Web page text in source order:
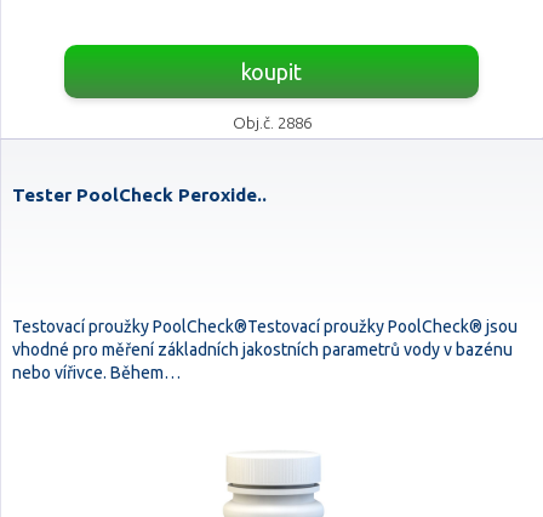
koupit
Obj.č. 2886
Tester PoolCheck Peroxide..
Testovací proužky PoolCheck®Testovací proužky PoolCheck® jsou
vhodné pro měření základních jakostních parametrů vody v bazénu
nebo vířivce. Během…